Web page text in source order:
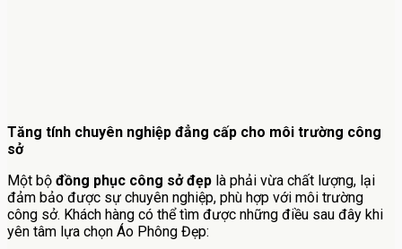
Tăng tính chuyên nghiệp đẳng cấp cho môi trường công
sở
Một bộ đồng phục công sở đẹp là phải vừa chất lượng, lại
đảm bảo được sự chuyên nghiệp, phù hợp với môi trường
công sở. Khách hàng có thể tìm được những điều sau đây khi
yên tâm lựa chọn Áo Phông Đẹp: